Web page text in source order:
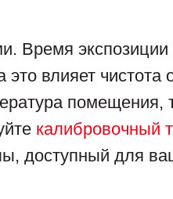
Время
влияет чистота
помещения,
калибровочный
доступный для